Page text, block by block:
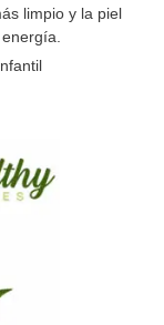
limpio y la piel